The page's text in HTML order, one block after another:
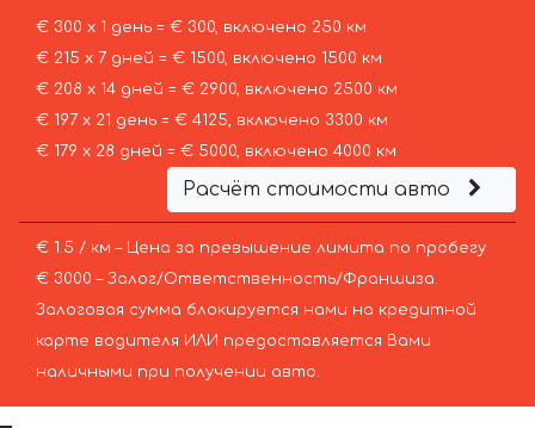
€ 300 х 1 день = € 300, включено 250 км
€ 215 х 7 дней = € 1500, включено 1500 км
€ 208 х 14 дней = € 2900, включено 2500 км
€ 197 х 21 день = € 4125, включено 3300 км
€ 179 х 28 дней = € 5000, включено 4000 км
Расчёт стоимости авто
€ 1.5 / км – Цена за превышение лимита по пробегу
€ 3000 – Залог/Ответственность/Франшиза.
Залоговая сумма блокируется нами на кредитной
карте водителя ИЛИ предоставляется Вами
наличными при получении авто.